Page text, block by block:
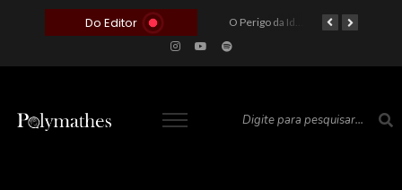
Do Editor
O Voto como Moeda: Clientelismo e o Analfabetismo Funcional Político no Brasil O Perigo da Ideologia Desenfreada na Justiça: Quando a Pauta Política Substitui a Pena Criminal